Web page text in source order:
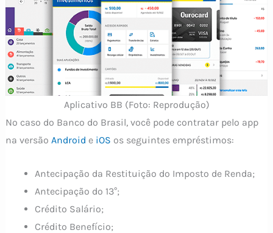
Aplicativo BB (Foto: Reprodução)
No caso do Banco do Brasil, você pode contratar pelo app
na versão Android e iOS os seguintes empréstimos:
Antecipação da Restituição do Imposto de Renda;
Antecipação do 13°;
Crédito Salário;
Crédito Benefício;